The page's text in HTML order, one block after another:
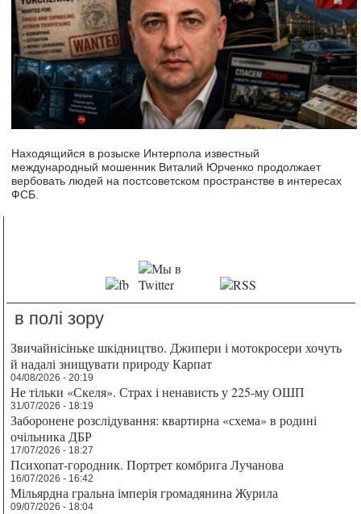
Находящийся в розыске Интерпола известный
международный мошенник Виталий Юрченко продолжает
вербовать людей на постсоветском пространстве в интересах
ФСБ.
в полі зору
Звичайнісіньке шкідництво. Джипери і мотокросери хочуть
й надалі знищувати природу Карпат
04/08/2026 - 20:19
Не тільки «Скеля». Страх і ненависть у 225-му ОШП
31/07/2026 - 18:19
Заборонене розслідування: квартирна «схема» в родині
очільника ДБР
17/07/2026 - 18:27
Психопат-городник. Портрет комбрига Лучанова
16/07/2026 - 16:42
Мільярдна гральна імперія громадянина Журила
09/07/2026 - 18:04